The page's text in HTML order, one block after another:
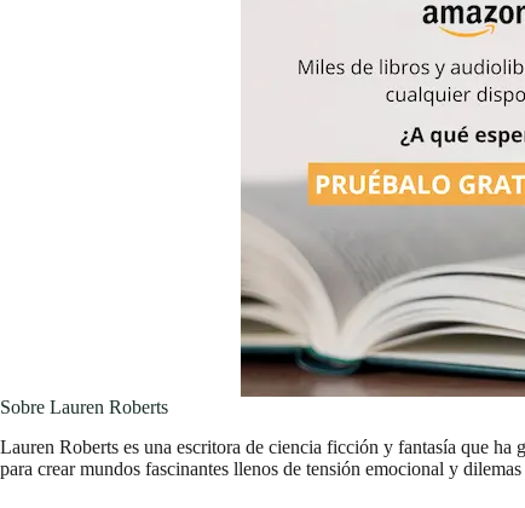
Sobre Lauren Roberts
Lauren Roberts es una escritora de ciencia ficción y fantasía que
para crear mundos fascinantes llenos de tensión emocional y